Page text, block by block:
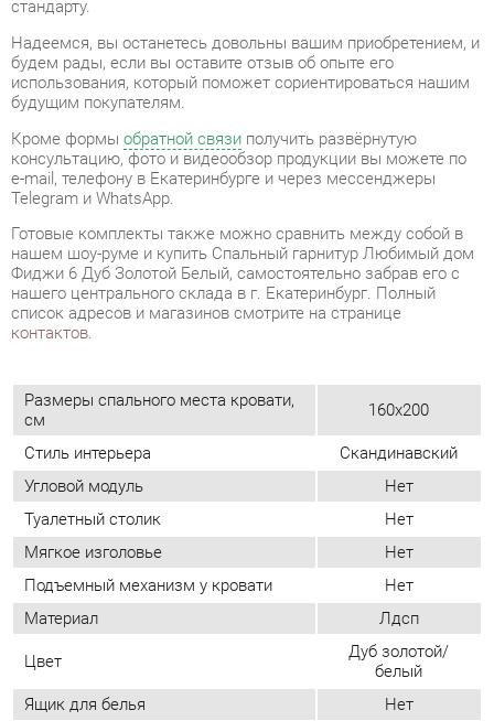
консультацию, фото и видеообзор продукции вы можете по
e-mail, телефону в Екатеринбурге и через мессенджеры
Telegram и WhatsApp.
Готовые комплекты также можно сравнить между собой в
нашем шоу-руме и купить Спальный гарнитур Любимый дом
Фиджи 6 Дуб Золотой Белый, самостоятельно забрав его с
нашего центрального склада в г. Екатеринбург. Полный
список адресов и магазинов смотрите на странице
контактов.
Размеры спального места кровати,
см 160x200
Стиль интерьера
Скандинавский
Туалетный столик
Нет
Мягкое изголовье
Нет
Подъемный механизм у кровати
Нет
Материал
Лдсп
Цвет
Дуб золотой/
белый
Ящик для белья
Нет
ОТЗЫВЫ
Пока нет отзывов, поделитесь первым своим мнением.